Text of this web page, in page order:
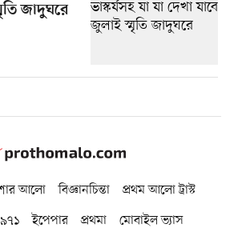
জাদুঘরে
আলো বিজ্ঞানচিন্তা
প্রথম আলো ট্রাস্ট
ইপেপার প্রথমা মোবাইল ভ্যাস